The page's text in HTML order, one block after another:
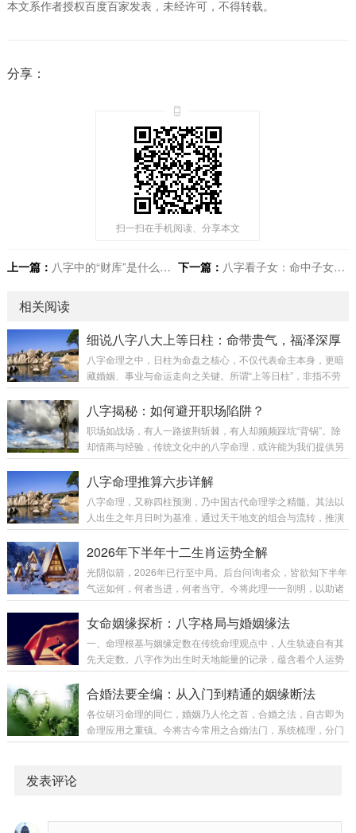
本文系作者授权百度百家发表，未经许可，不得转载。
分享：
扫一扫在手机阅读、分享本文
上一篇： 八字中的“财库”是什么？有库就一定有钱吗？ 下一篇： 八字看子女：命中子女是多是少？未来出息如何？
相关阅读
细说八字八大上等日柱：命带贵气，福泽深厚
八字命理之中，日柱为命盘之核心，不仅代表命主本身，更暗
藏婚姻、事业与命运走向之关键。所谓“上等日柱”，非指不劳
而获，而是先天格局优良，如同手握一副好牌——有了好底
子，再加以勤勉精进，自然更易成就。今日便为诸位细数命理
甲寅日柱——坐禄通根，栋梁之材天干甲木为参天大树，地支
寅木为甲木之临官禄地。根基深扎，生命力极强，故称“坐禄通
立精神，不喜依附他人。行事果决，能在事业上独...
八字揭秘：如何避开职场陷阱？
职场如战场，有人一路披荆斩棘，有人却频频踩坑“背锅”。除
却情商与经验，传统文化中的八字命理，或许能为我们提供另
一种理解职场人际关系的视角。第一章：为什么有些人总能巧
妙避开职场陷阱？仔细观察，身边总有这样一类人：工作量不
经心，实则每一步都踩在安全线上。命理学中，这类人往往八
字偏阴。偏阴并非“阴险”，而是指命格中阴性气场较重，带来
阳，但年、月、时三柱皆阴。表面温和文静，实则内...
八字命理推算六步详解
八字命理，又称四柱预测，乃中国古代命理学之精髓。其法以
人出生之年月日时为基准，通过天干地支的组合与流转，推演
其一生的吉凶祸福。以下六步，构成八字命理推算之完整框
架。第一步：排八字（立基）排八字，为命理推算之起点。将
每柱一干一支，合称“八字”。四柱主应年柱祖辈根基，家族渊
源月柱父母兄弟，成长环境日柱自身核心，命主本体时柱晚年
架。八字排出后，此后一切分析皆以此为根基，故排盘...
2026年下半年十二生肖运势全解
光阴似箭，2026年已行至中局。后台问询者众，皆欲知下半年
气运如何，何者当进，何者当守。今将此理一一剖明，以助诸
位观势而行。第一章：下半年整体气运总纲2026年为丙午年
（火马），下半年气运关键词为：转机、突破、变数。月份农
顺势而为8月未月★★★★ 稳定财运积累，宜稳扎稳打9月申月
★★★★★ 爆发金水相生，财运之高峰10月酉月★★★★ 收
破财12月亥月★★★★ 收官...
女命姻缘探析：八字格局与婚姻缘法
一、命理根基与姻缘定数在传统命理观点中，人生轨迹自有其
先天定数。八字作为出生时天地能量的记录，蕴含着个人运势
的密码。所谓“姻缘天定”，即指每个人命局中早已隐含婚姻的
早晚、顺逆之势。有人早婚得良缘，有人晚婚方安定，皆可从
字无官星命理特征：女命以正官为夫星，八字中若无官星显
现，或官星藏于墓库，则象征与夫缘浅，异性缘分薄弱。化解
合婚法要全编：从入门到精通的姻缘断法
各位研习命理的同仁，婚姻乃人伦之首，合婚之法，自古即为
命理应用之重镇。今将古今常用之合婚法门，系统梳理，分门
别类，汇编成册，旨在为诸位提供一套从基础到深入、从表象
煞法：检视双方八字中不利婚姻的特定神煞。男忌：阴差阳错
发表评论